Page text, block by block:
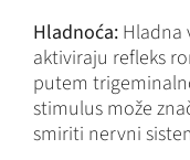
Hladnoća:Hladna
aktiviraju refleks
putem
stimulus može
smiriti nervni